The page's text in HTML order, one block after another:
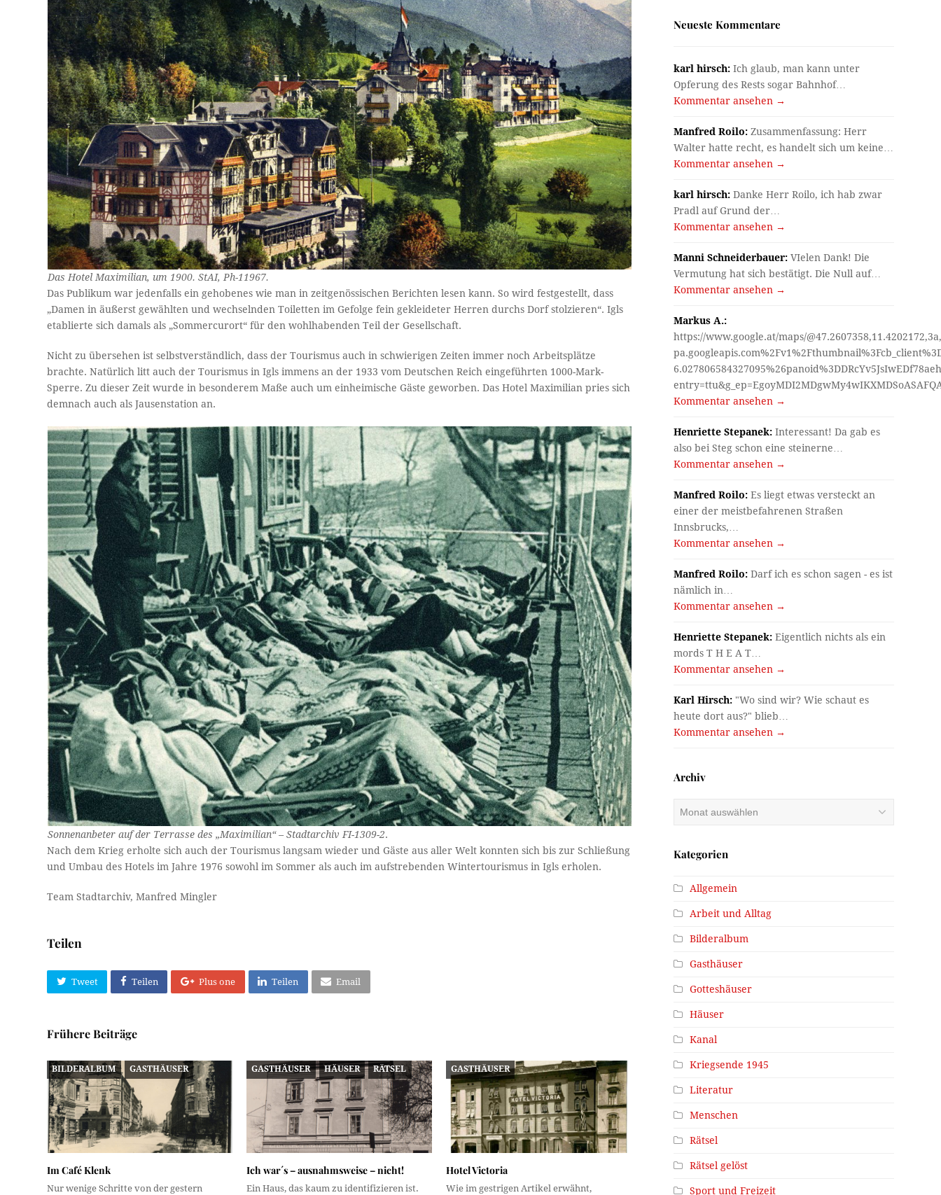
Das Hotel Maximilian, um 1900. StAI, Ph-11967.
Das Publikum war jedenfalls ein gehobenes wie man in zeitgenössischen Berichten lesen kann. So wird festgestellt, dass
„Damen in äußerst gewählten und wechselnden Toiletten im Gefolge fein gekleideter Herren durchs Dorf stolzieren“. Igls
etablierte sich damals als „Sommercurort“ für den wohlhabenden Teil der Gesellschaft.
Nicht zu übersehen ist selbstverständlich, dass der Tourismus auch in schwierigen Zeiten immer noch Arbeitsplätze
brachte. Natürlich litt auch der Tourismus in Igls immens an der 1933 vom Deutschen Reich eingeführten 1000-Mark-
Sperre. Zu dieser Zeit wurde in besonderem Maße auch um einheimische Gäste geworben. Das Hotel Maximilian pries sich
demnach auch als Jausenstation an.
Sonnenanbeter auf der Terrasse des „Maximilian“ – Stadtarchiv FI-1309-2.
Nach dem Krieg erholte sich auch der Tourismus langsam wieder und Gäste aus aller Welt konnten sich bis zur Schließung
und Umbau des Hotels im Jahre 1976 sowohl im Sommer als auch im aufstrebenden Wintertourismus in Igls erholen.
Team Stadtarchiv, Manfred Mingler
Teilen
Tweet Teilen Plus one Teilen Email
Frühere Beiträge
BILDERALBUM GASTHÄUSER
Im Café Klenk
Nur wenige Schritte von der gestern
GASTHÄUSER HÄUSER RÄTSEL
Ich war´s – ausnahmsweise – nicht!
Ein Haus, das kaum zu identifizieren ist.
GASTHÄUSER
Hotel Victoria
Wie im gestrigen Artikel erwähnt,
Neueste Kommentare
karl hirsch: Ich glaub, man kann unter
Opferung des Rests sogar Bahnhof…
Kommentar ansehen →
Manfred Roilo: Zusammenfassung: Herr
Walter hatte recht, es handelt sich um keine…
Kommentar ansehen →
karl hirsch: Danke Herr Roilo, ich hab zwar
Pradl auf Grund der…
Kommentar ansehen →
Manni Schneiderbauer: VIelen Dank! Die
Vermutung hat sich bestätigt. Die Null auf…
Kommentar ansehen →
Markus A.:
https://www.google.at/maps/
Kommentar ansehen →
Henriette Stepanek: Interessant! Da gab es
also bei Steg schon eine steinerne…
Kommentar ansehen →
Manfred Roilo: Es liegt etwas versteckt an
einer der meistbefahrenen Straßen
Innsbrucks,…
Kommentar ansehen →
Manfred Roilo: Darf ich es schon sagen - es ist
nämlich in…
Kommentar ansehen →
Henriette Stepanek: Eigentlich nichts als ein
mords T H E A T…
Kommentar ansehen →
Karl Hirsch: "Wo sind wir? Wie schaut es
heute dort aus?" blieb…
Kommentar ansehen →
Archiv
Kategorien
Allgemein
Arbeit und Alltag
Bilderalbum
Gasthäuser
Gotteshäuser
Häuser
Kanal
Kriegsende 1945
Literatur
Menschen
Rätsel
Rätsel gelöst
Sport und Freizeit